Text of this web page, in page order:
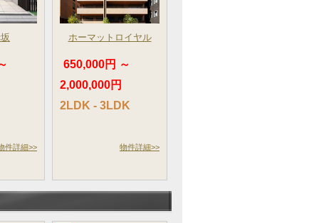
件詳細>>
ホーマットロイヤル
650,000円 ～
2,000,000円
2LDK - 3LDK
物件詳細>>